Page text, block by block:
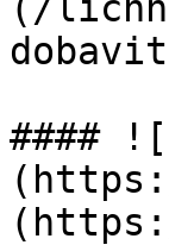
####